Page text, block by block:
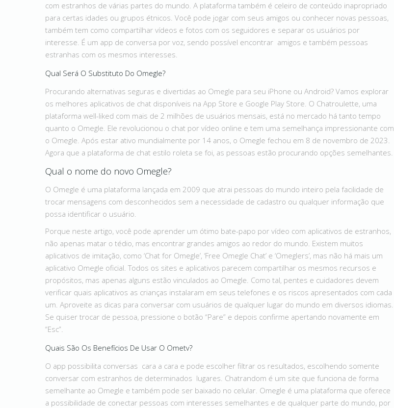
com estranhos de várias partes do mundo. A plataforma também é celeiro de conteúdo inapropriado
para certas idades ou grupos étnicos. Você pode jogar com seus amigos ou conhecer novas pessoas,
também tem como compartilhar vídeos e fotos com os seguidores e separar os usuários por
interesse. É um app de conversa por voz, sendo possível encontrar amigos e também pessoas
estranhas com os mesmos interesses.
Qual Será O Substituto Do Omegle?
Procurando alternativas seguras e divertidas ao Omegle para seu iPhone ou Android? Vamos explorar
os melhores aplicativos de chat disponíveis na App Store e Google Play Store. O Chatroulette, uma
plataforma well-liked com mais de 2 milhões de usuários mensais, está no mercado há tanto tempo
quanto o Omegle. Ele revolucionou o chat por vídeo online e tem uma semelhança impressionante com
o Omegle. Após estar ativo mundialmente por 14 anos, o Omegle fechou em 8 de novembro de 2023.
Agora que a plataforma de chat estilo roleta se foi, as pessoas estão procurando opções semelhantes.
Qual o nome do novo Omegle?
O Omegle é uma plataforma lançada em 2009 que atrai pessoas do mundo inteiro pela facilidade de
trocar mensagens com desconhecidos sem a necessidade de cadastro ou qualquer informação que
possa identificar o usuário.
Porque neste artigo, você pode aprender um ótimo bate-papo por vídeo com aplicativos de estranhos,
não apenas matar o tédio, mas encontrar grandes amigos ao redor do mundo. Existem muitos
aplicativos de imitação, como ‘Chat for Omegle’, ‘Free Omegle Chat’ e ‘Omeglers’, mas não há mais um
aplicativo Omegle oficial. Todos os sites e aplicativos parecem compartilhar os mesmos recursos e
propósitos, mas apenas alguns estão vinculados ao Omegle. Como tal, pentes e cuidadores devem
verificar quais aplicativos as crianças instalaram em seus telefones e os riscos apresentados com cada
um. Aproveite as dicas para conversar com usuários de qualquer lugar do mundo em diversos idiomas.
Se quiser trocar de pessoa, pressione o botão “Pare” e depois confirme apertando novamente em
“Esc”.
Quais São Os Benefícios De Usar O Ometv?
O app possibilita conversas cara a cara e pode escolher filtrar os resultados, escolhendo somente
conversar com estranhos de determinados lugares. Chatrandom é um site que funciona de forma
semelhante ao Omegle e também pode ser baixado no celular. Omegle é uma plataforma que oferece
a possibilidade de conectar pessoas com interesses semelhantes e de qualquer parte do mundo, por